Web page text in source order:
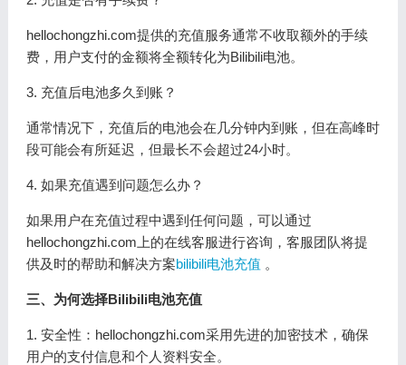
hellochongzhi.com提供的充值服务通常不收取额外的手续
费，用户支付的金额将全额转化为Bilibili电池。
3. 充值后电池多久到账？
通常情况下，充值后的电池会在几分钟内到账，但在高峰时
段可能会有所延迟，但最长不会超过24小时。
4. 如果充值遇到问题怎么办？
如果用户在充值过程中遇到任何问题，可以通过
hellochongzhi.com上的在线客服进行咨询，客服团队将提
供及时的帮助和解决方案bilibili电池充值 。
三、为何选择Bilibili电池充值
1. 安全性：hellochongzhi.com采用先进的加密技术，确保
用户的支付信息和个人资料安全。